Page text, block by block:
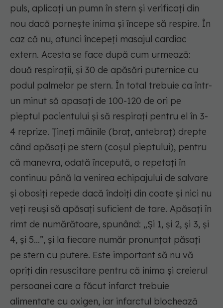
puls, aplicați un pumn în stern și verificați din
nou dacă pornește inima și începe să respire. În
caz că nu, atunci începeți masajul cardiac
extern. Acesta se face după cum urmează:
două respirații, și 30 de apăsări puternice cu
podul palmelor pe stern. În total trebuie ca într-
un minut să apasați de 100-120 de ori pe
pieptul pacientului și să respirați pentru el în 3-
4 reprize. Țineți mâinile (braț, antebraț) drepte
când apăsați pe stern (coșul pieptului), pentru
că manevra, odată începută, o repetați în
continuu până la venirea echipajului de salvare
și obosiți repede dacă îndoiți din coate și nici nu
veți reuși să apăsați suficient de tare. Apăsați în
rimt de numărătoare, spunând: „Și 1, și 2, și 3, și
4, și 5...”, și la fiecare număr pronunțat păsați
pe stern cu putere. Este important să nu vă
opriți din resuscitare pentru că inima și creierul
persoanei care a făcut infarct trebuie
alimentate cu oxigen, iar infarctul blochează